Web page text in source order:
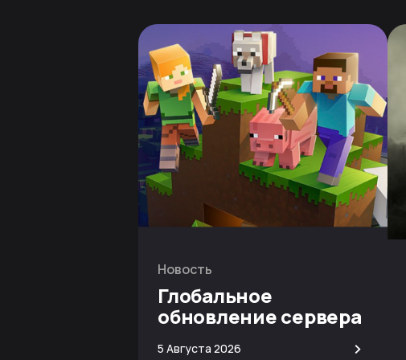
Новость
Глобальное
обновление сервера
5 Августа 2026 >